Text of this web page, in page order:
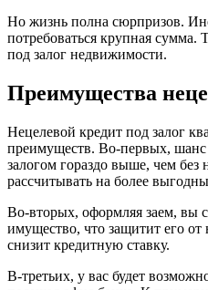
Но жизнь полна сюрпризов.
потребоваться крупная сумма.
под залог недвижимости.
Преимущества
Нецелевой кредит под залог
преимуществ. Во-первых, шанс
залогом гораздо выше, чем
рассчитывать на более
Во-вторых, оформляя заем, вы
имущество, что защитит его
снизит кредитную ставку.
В-третьих, у вас будет